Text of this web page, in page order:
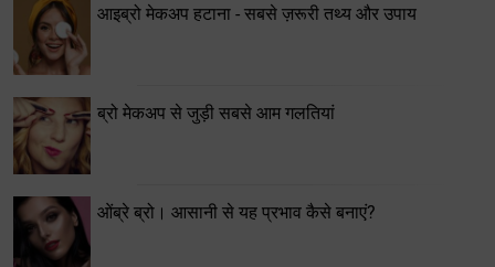
आइब्रो मेकअप हटाना - सबसे ज़रूरी तथ्य और उपाय
ब्रो मेकअप से जुड़ी सबसे आम गलतियां
ओंब्रे ब्रो। आसानी से यह प्रभाव कैसे बनाएं?